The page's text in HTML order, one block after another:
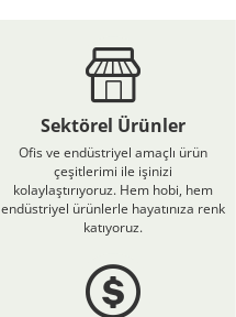
Sektörel Ürünler
Ofis ve endüstriyel amaçlı ürün
çeşitlerimi ile işinizi
kolaylaştırıyoruz. Hem hobi, hem
endüstriyel ürünlerle hayatınıza renk
katıyoruz.